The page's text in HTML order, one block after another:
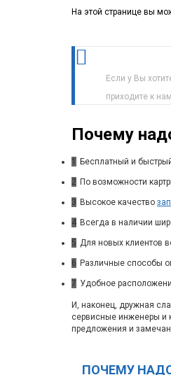
На этой странице вы
Если у Вы
приходите к
Почему
1 Бесплатный и
2 По возможности
3 Высокое качество
4 Всегда в наличии
5 Для новых клиентов
6 Различные способы
7 Удобное
И, наконец, дружная
сервисные инженеры и
предложения и
ПОЧЕМУ